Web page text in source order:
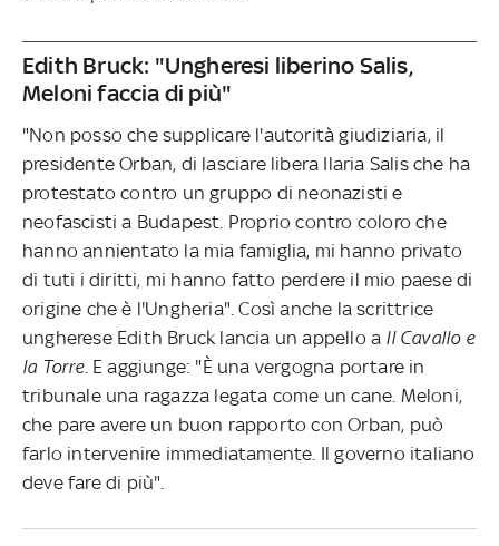
Edith Bruck: "Ungheresi liberino Salis,
Meloni faccia di più"
"Non posso che supplicare l'autorità giudiziaria, il
presidente Orban, di lasciare libera Ilaria Salis che ha
protestato contro un gruppo di neonazisti e
neofascisti a Budapest. Proprio contro coloro che
hanno annientato la mia famiglia, mi hanno privato
di tuti i diritti, mi hanno fatto perdere il mio paese di
origine che è l'Ungheria". Così anche la scrittrice
ungherese Edith Bruck lancia un appello a Il Cavallo e
la Torre. E aggiunge: "È una vergogna portare in
tribunale una ragazza legata come un cane. Meloni,
che pare avere un buon rapporto con Orban, può
farlo intervenire immediatamente. Il governo italiano
deve fare di più".